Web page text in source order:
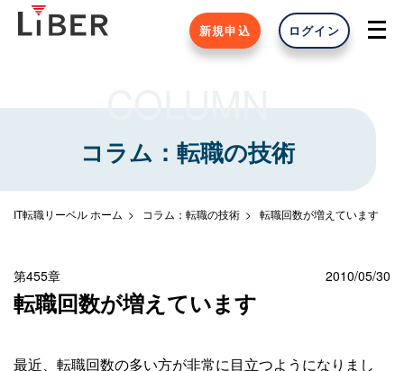
新規申込 ログイン
COLUMN
コラム：転職の技術
IT転職リーベル ホーム コラム：転職の技術 転職回数が増えています
第455章 2010/05/30
転職回数が増えています
最近、転職回数の多い方が非常に目立つようになりまし